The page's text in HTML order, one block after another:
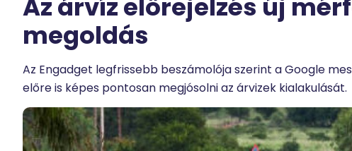
Az árvíz előrejelzés új
megoldás
Az Engadget legfrissebb beszámolója szerint a Google
előre is képes pontosan megjósolni az árvizek kialakulását.